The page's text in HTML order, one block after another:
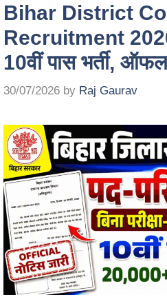
Bihar District
Recruitment
10वीं पास भर्ती,
30/07/2026 by Raj Gaurav